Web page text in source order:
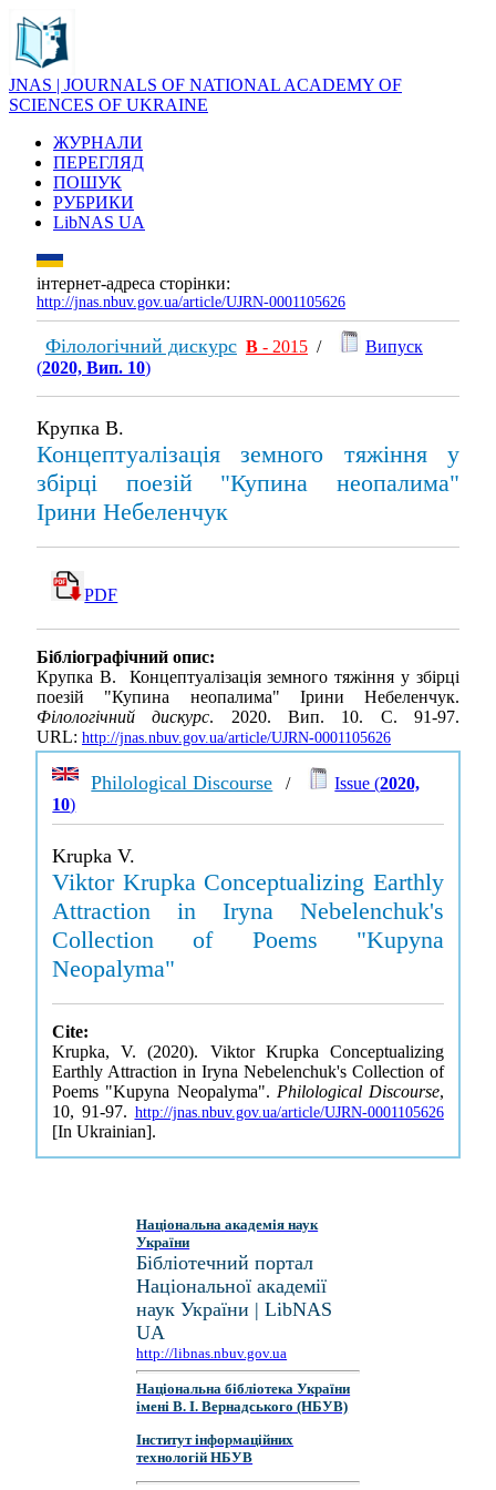
JNAS | JOURNALS OF NATIONAL ACADEMY OF
SCIENCES OF UKRAINE
ЖУРНАЛИ
ПЕРЕГЛЯД
ПОШУК
РУБРИКИ
LibNAS UA
інтернет-адреса сторінки:
http://jnas.nbuv.gov.ua/article/UJRN-0001105626
Філологічний дискурс В - 2015 /
Випуск
(2020, Вип. 10)
Крупка В.
Концептуалізація земного тяжіння у
збірці поезій "Купина неопалима"
Ірини Небеленчук
PDF
Бібліографічний опис:
Крупка В. Концептуалізація земного тяжіння у збірці
поезій "Купина неопалима" Ірини Небеленчук.
Філологічний дискурс. 2020. Вип. 10. С. 91-97.
URL: http://jnas.nbuv.gov.ua/article/UJRN-0001105626
Philological Discourse / Issue (2020,
10)
Krupka V.
Viktor Krupka Conceptualizing Earthly
Attraction in Iryna Nebelenchuk's
Collection of Poems "Kupyna
Neopalyma"
Cite:
Krupka, V. (2020). Viktor Krupka Conceptualizing
Earthly Attraction in Iryna Nebelenchuk's Collection of
Poems "Kupyna Neopalyma". Philological Discourse,
10, 91-97. http://jnas.nbuv.gov.ua/article/UJRN-0001105626
[In Ukrainian].
Національна академія наук
України
Бібліотечний портал
Національної академії
наук України | LibNAS
UA
http://libnas.nbuv.gov.ua
Національна бібліотека України
імені В. І. Вернадського (НБУВ)
Інститут інформаційних
технологій НБУВ